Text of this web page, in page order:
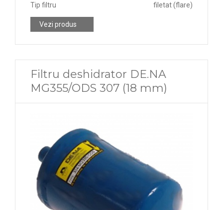
Tip filtru
filetat (flare)
Vezi produs
Filtru deshidrator DE.NA
MG355/ODS 307 (18 mm)